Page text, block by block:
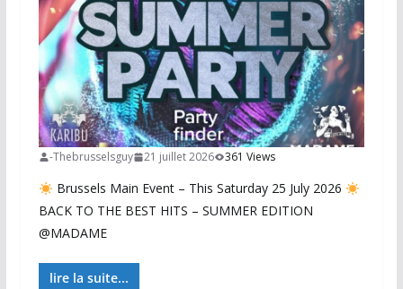
-Thebrusselsguy 21 juillet 2026 361 Views
Brussels Main Event – This Saturday 25 July 2026
BACK TO THE BEST HITS – SUMMER EDITION
@MADAME
lire la suite...